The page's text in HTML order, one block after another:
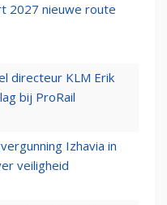
2027 nieuwe route
directeur KLM Erik
bij ProRail
Izhavia in
veiligheid